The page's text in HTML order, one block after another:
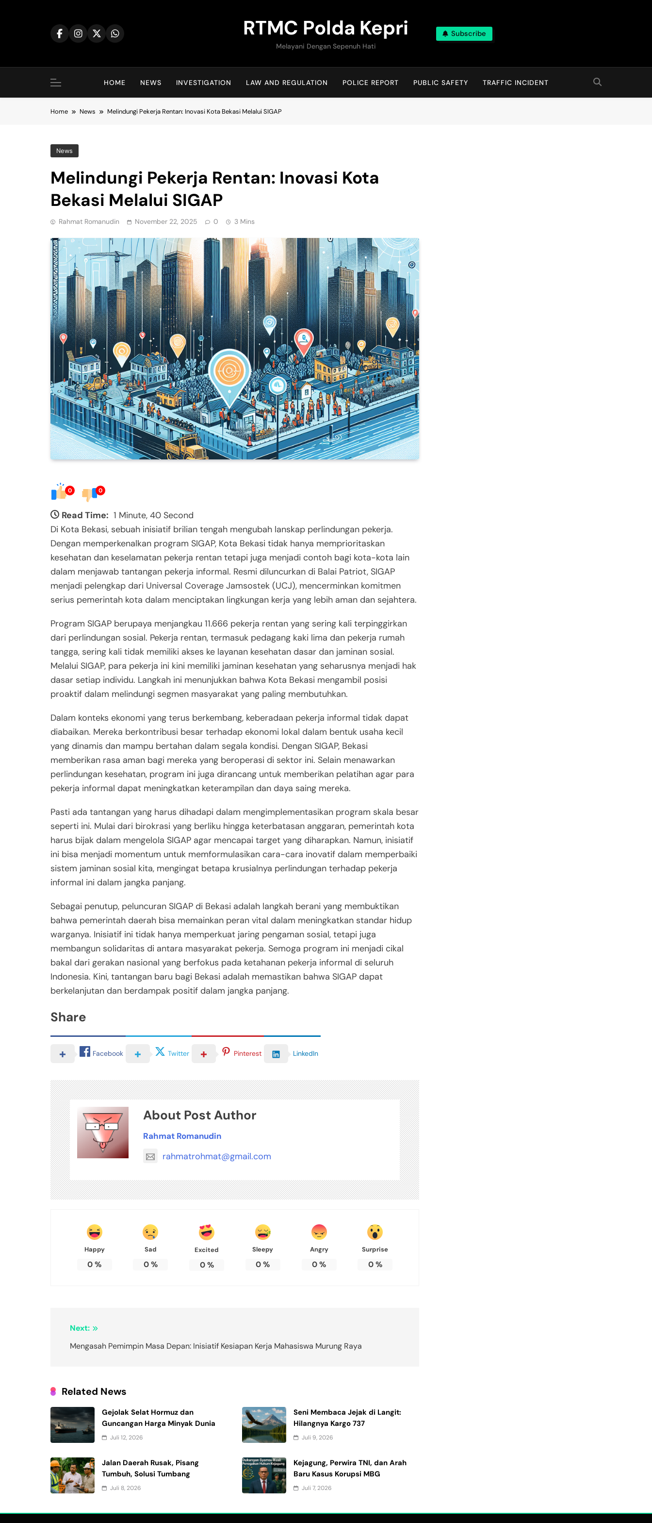
RTMC Polda Kepri
Melayani Dengan Sepenuh Hati
Subscribe
HOME NEWS INVESTIGATION LAW AND REGULATION POLICE REPORT PUBLIC SAFETY TRAFFIC INCIDENT
Home News Melindungi Pekerja Rentan: Inovasi Kota Bekasi Melalui SIGAP
News
Melindungi Pekerja Rentan: Inovasi Kota
Bekasi Melalui SIGAP
Rahmat Romanudin November 22, 2025 0 3 Mins
0 0
Read Time: 1 Minute, 40 Second
Di Kota Bekasi, sebuah inisiatif brilian tengah mengubah lanskap perlindungan pekerja.
Dengan memperkenalkan program SIGAP, Kota Bekasi tidak hanya memprioritaskan
kesehatan dan keselamatan pekerja rentan tetapi juga menjadi contoh bagi kota-kota lain
dalam menjawab tantangan pekerja informal. Resmi diluncurkan di Balai Patriot, SIGAP
menjadi pelengkap dari Universal Coverage Jamsostek (UCJ), mencerminkan komitmen
serius pemerintah kota dalam menciptakan lingkungan kerja yang lebih aman dan sejahtera.
Program SIGAP berupaya menjangkau 11.666 pekerja rentan yang sering kali terpinggirkan
dari perlindungan sosial. Pekerja rentan, termasuk pedagang kaki lima dan pekerja rumah
tangga, sering kali tidak memiliki akses ke layanan kesehatan dasar dan jaminan sosial.
Melalui SIGAP, para pekerja ini kini memiliki jaminan kesehatan yang seharusnya menjadi hak
dasar setiap individu. Langkah ini menunjukkan bahwa Kota Bekasi mengambil posisi
proaktif dalam melindungi segmen masyarakat yang paling membutuhkan.
Dalam konteks ekonomi yang terus berkembang, keberadaan pekerja informal tidak dapat
diabaikan. Mereka berkontribusi besar terhadap ekonomi lokal dalam bentuk usaha kecil
yang dinamis dan mampu bertahan dalam segala kondisi. Dengan SIGAP, Bekasi
memberikan rasa aman bagi mereka yang beroperasi di sektor ini. Selain menawarkan
perlindungan kesehatan, program ini juga dirancang untuk memberikan pelatihan agar para
pekerja informal dapat meningkatkan keterampilan dan daya saing mereka.
Pasti ada tantangan yang harus dihadapi dalam mengimplementasikan program skala besar
seperti ini. Mulai dari birokrasi yang berliku hingga keterbatasan anggaran, pemerintah kota
harus bijak dalam mengelola SIGAP agar mencapai target yang diharapkan. Namun, inisiatif
ini bisa menjadi momentum untuk memformulasikan cara-cara inovatif dalam memperbaiki
sistem jaminan sosial kita, mengingat betapa krusialnya perlindungan terhadap pekerja
informal ini dalam jangka panjang.
Sebagai penutup, peluncuran SIGAP di Bekasi adalah langkah berani yang membuktikan
bahwa pemerintah daerah bisa memainkan peran vital dalam meningkatkan standar hidup
warganya. Inisiatif ini tidak hanya memperkuat jaring pengaman sosial, tetapi juga
membangun solidaritas di antara masyarakat pekerja. Semoga program ini menjadi cikal
bakal dari gerakan nasional yang berfokus pada ketahanan pekerja informal di seluruh
Indonesia. Kini, tantangan baru bagi Bekasi adalah memastikan bahwa SIGAP dapat
berkelanjutan dan berdampak positif dalam jangka panjang.
Share
Facebook Twitter Pinterest LinkedIn
About Post Author
Rahmat Romanudin
rahmatrohmat@gmail.com
Happy
0%
Sad
0%
Excited
0%
Sleepy
0%
Angry
0%
Surprise
0%
Navigasi
pos
Next:
Mengasah Pemimpin Masa Depan: Inisiatif Kesiapan Kerja Mahasiswa Murung Raya
Related News
Gejolak Selat Hormuz dan
Guncangan Harga Minyak Dunia
Juli 12, 2026
Seni Membaca Jejak di Langit:
Hilangnya Kargo 737
Juli 9, 2026
Jalan Daerah Rusak, Pisang
Tumbuh, Solusi Tumbang
Juli 8, 2026
Kejagung, Perwira TNI, dan Arah
Baru Kasus Korupsi MBG
Juli 7, 2026